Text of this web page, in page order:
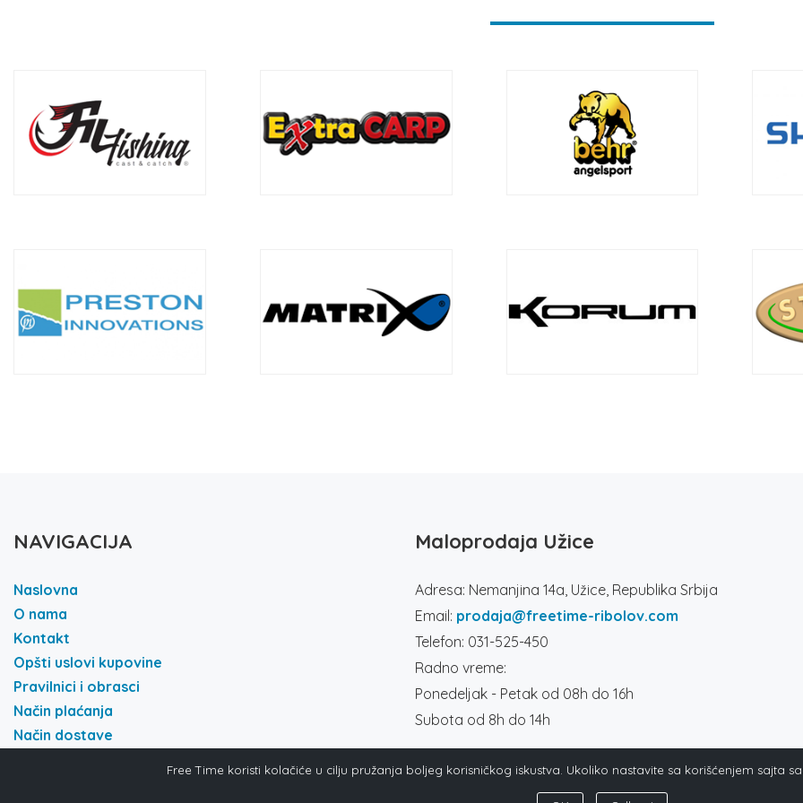
NAVIGACIJA
Naslovna
O nama
Kontakt
Opšti uslovi kupovine
Pravilnici i obrasci
Način plaćanja
Način dostave
Maloprodaja Užice
Adresa: Nemanjina 14a, Užice, Republika Srbija
Email: prodaja@freetime-ribolov.com
Telefon: 031-525-450
Radno vreme:
Ponedeljak - Petak od 08h do 16h
Subota od 8h do 14h
Free Time koristi kolačiće u cilju pružanja boljeg korisničkog iskustva. Ukoliko nastavite sa korišćenjem sajta